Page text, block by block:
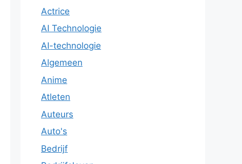
Actrice
AI Technologie
AI-technologie
Algemeen
Anime
Atleten
Auteurs
Auto's
Bedrijf